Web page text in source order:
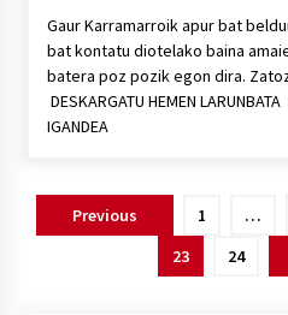
Gaur Karramarroik apur bat
bat kontatu diotelako baina
batera poz pozik egon dira.
DESKARGATU HEMEN
IGANDEA
PostsPrevious 1 …
23
24